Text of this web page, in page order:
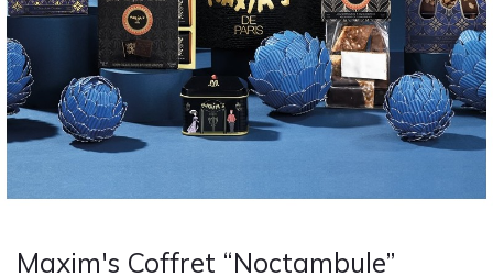
Maxim's Coffret “Noctambule”